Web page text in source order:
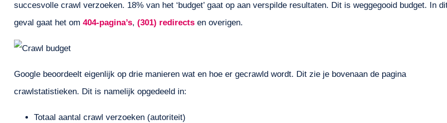
succesvolle crawl verzoeken. 18% van het ‘budget’ gaat op aan verspilde resultaten. Dit is weggegooid budget. In
geval gaat het om 404-pagina’s, (301) redirects en overigen.
Google beoordeelt eigenlijk op drie manieren wat en hoe er gecrawld wordt. Dit zie je bovenaan de pagina
crawlstatistieken. Dit is namelijk opgedeeld in:
Totaal aantal crawl verzoeken (autoriteit)